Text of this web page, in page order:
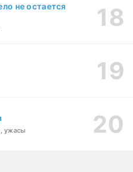
не остается
ужасы